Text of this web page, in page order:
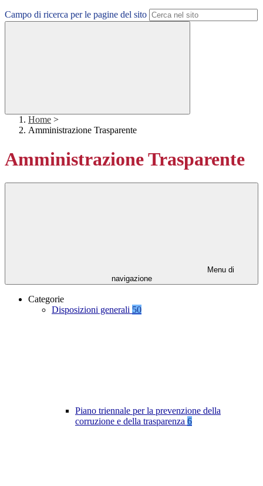
Campo di ricerca per le pagine del sito
Home >
Amministrazione Trasparente
Amministrazione Trasparente
Menu di
navigazione
Categorie
Disposizioni generali 50
Piano triennale per la prevenzione della
corruzione e della trasparenza 6